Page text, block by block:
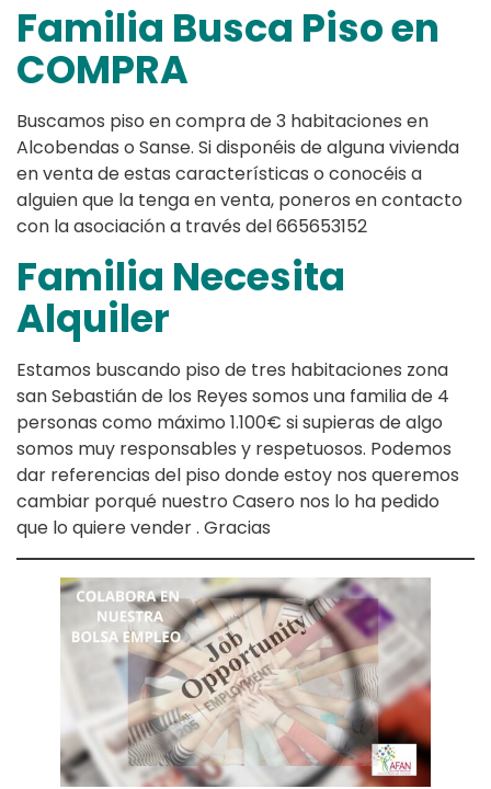
Familia Busca Piso en
COMPRA
Buscamos piso en compra de 3 habitaciones en
Alcobendas o Sanse. Si disponéis de alguna vivienda
en venta de estas características o conocéis a
alguien que la tenga en venta, poneros en contacto
con la asociación a través del 665653152
Familia Necesita
Alquiler
Estamos buscando piso de tres habitaciones zona
san Sebastián de los Reyes somos una familia de 4
personas como máximo 1.100€ si supieras de algo
somos muy responsables y respetuosos. Podemos
dar referencias del piso donde estoy nos queremos
cambiar porqué nuestro Casero nos lo ha pedido
que lo quiere vender . Gracias